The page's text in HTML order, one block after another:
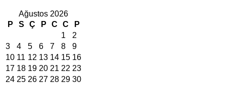
Ağustos 2026
P
S Ç P C C
P
1
2
3
4 5 6 7 8
9
10 11 12 13 14 15 16
17 18 19 20 21 22 23
24 25 26 27 28 29 30